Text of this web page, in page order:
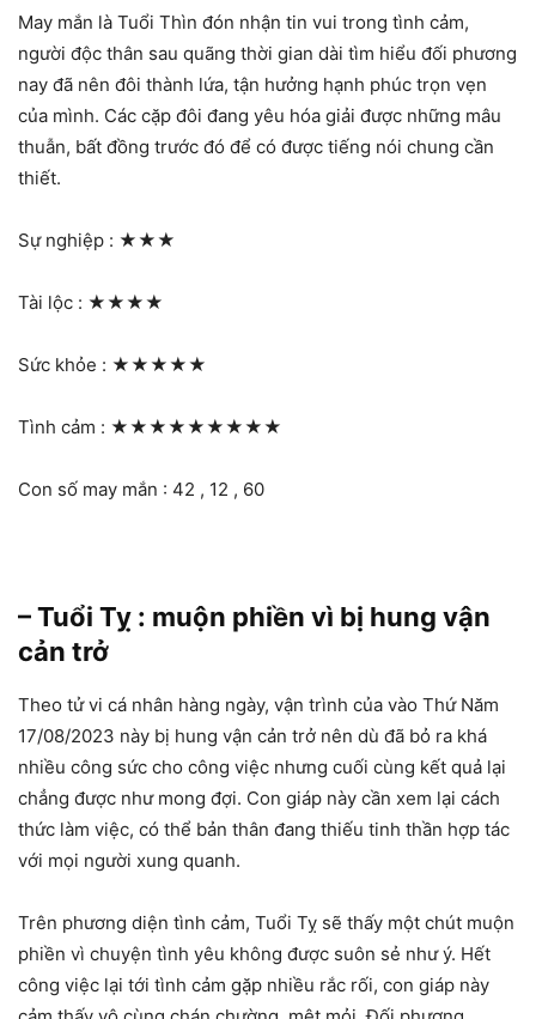
May mắn là Tuổi Thìn đón nhận tin vui trong tình cảm,
người độc thân sau quãng thời gian dài tìm hiểu đối phương
nay đã nên đôi thành lứa, tận hưởng hạnh phúc trọn vẹn
của mình. Các cặp đôi đang yêu hóa giải được những mâu
thuẫn, bất đồng trước đó để có được tiếng nói chung cần
thiết.
Sự nghiệp : ★★★
Tài lộc : ★★★★
Sức khỏe : ★★★★★
Tình cảm : ★★★★★★★★★
Con số may mắn : 42 , 12 , 60
– Tuổi Tỵ : muộn phiền vì bị hung vận
cản trở
Theo tử vi cá nhân hàng ngày, vận trình của vào Thứ Năm
17/08/2023 này bị hung vận cản trở nên dù đã bỏ ra khá
nhiều công sức cho công việc nhưng cuối cùng kết quả lại
chẳng được như mong đợi. Con giáp này cần xem lại cách
thức làm việc, có thể bản thân đang thiếu tinh thần hợp tác
với mọi người xung quanh.
Trên phương diện tình cảm, Tuổi Tỵ sẽ thấy một chút muộn
phiền vì chuyện tình yêu không được suôn sẻ như ý. Hết
công việc lại tới tình cảm gặp nhiều rắc rối, con giáp này